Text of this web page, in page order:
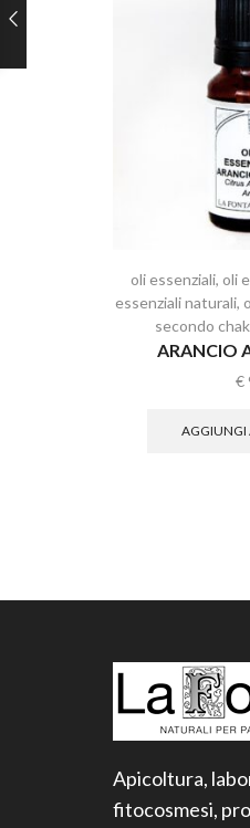
oli essenziali, oli
essenziali naturali,
secondo
ARANCIO
€
AGGIUNGI
Apicoltura,
fitocosmesi,